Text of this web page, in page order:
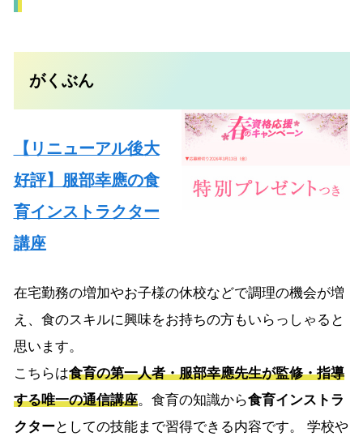
がくぶん
【リニューアル後大
好評】服部幸應の食
育インストラクター
講座
在宅勤務の増加やお子様の休校などで調理の機会が増
え、食のスキルに興味をお持ちの方もいらっしゃると
思います。
こちらは食育の第一人者・服部幸應先生が監修・指導
する唯一の通信講座。食育の知識から食育インストラ
クターとしての技能まで習得できる内容です。 学校や